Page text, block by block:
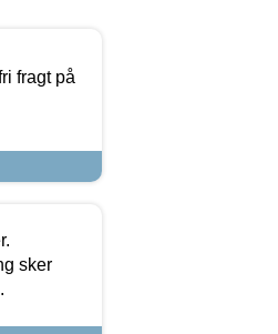
fragt på
sker